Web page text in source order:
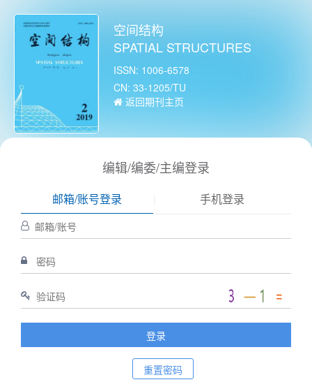
空间结构
SPATIAL STRUCTURES
ISSN: 1006-6578
CN: 33-1205/TU
返回期刊主页
编辑/编委/主编登录
邮箱/账号登录 手机登录